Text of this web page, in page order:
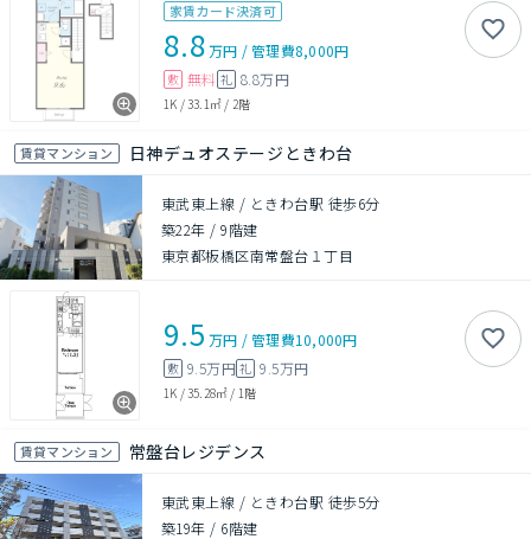
家賃カード決済可
8.8万円 /管理費8,000円
敷 無料 礼 8.8万円
1K /33.1㎡ / 2階
賃貸マンション 日神デュオステージときわ台
東武東上線 / ときわ台駅 徒歩6分
築22年 /9階建
東京都板橋区南常盤台１丁目
9.5 万円 /管理費10,000円
敷 9.5万円礼 9.5万円
1K /35.28㎡ / 1階
賃貸マンション 常盤台レジデンス
東武東上線 / ときわ台駅 徒歩5分
築19年 / 6階建